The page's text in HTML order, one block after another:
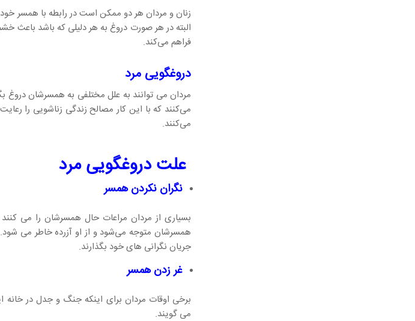
زنان و مردان هر دو ممکن است در رابطه با همسر
البته در هر صورت دروغ به هر دلیلی که باشد باعث
فراهم می‌کند.
دروغگویی مرد
مردان می توانند به علل مختلفی به همسرشان دروغ
می‌کنند که با این کار مصالح زندگی زناشویی را
می‌کنند.
علت دروغگویی مرد
نگران نکردن همسر
بسیاری از مردان مراعات حال همسرشان را می کنند
همسرشان متوجه می‌شود و از او آزرده خاطر می
جریان نگرانی های خود بگذارند.
غر زدن همسر
برخی اوقات مردان برای اینکه جنگ و جدل در خانه
می گویند.